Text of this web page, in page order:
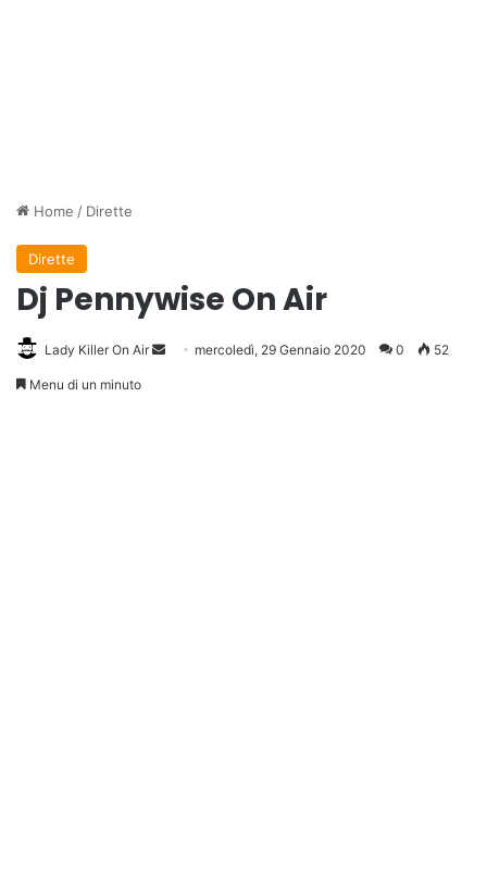
Home / Dirette
Dirette
Dj Pennywise On Air
Lady Killer On Air
Invia mercoledì, 29 Gennaio 2020 0 52
Menu di un minuto